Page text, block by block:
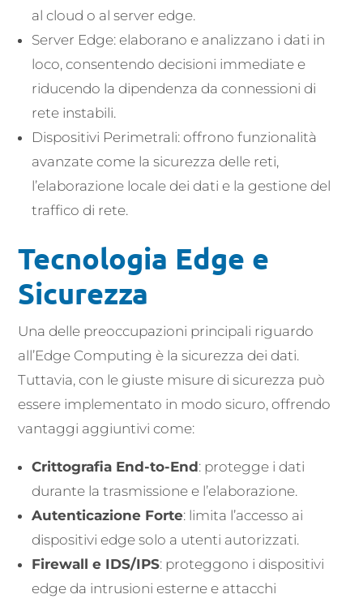
al cloud o al server edge.
Server Edge: elaborano e analizzano i dati in
loco, consentendo decisioni immediate e
riducendo la dipendenza da connessioni di
rete instabili.
Dispositivi Perimetrali: offrono funzionalità
avanzate come la sicurezza delle reti,
l’elaborazione locale dei dati e la gestione del
traffico di rete.
Tecnologia Edge e
Sicurezza
Una delle preoccupazioni principali riguardo
all’Edge Computing è la sicurezza dei dati.
Tuttavia, con le giuste misure di sicurezza può
essere implementato in modo sicuro, offrendo
vantaggi aggiuntivi come:
Crittografia End-to-End: protegge i dati
durante la trasmissione e l’elaborazione.
Autenticazione Forte: limita l’accesso ai
dispositivi edge solo a utenti autorizzati.
Firewall e IDS/IPS: proteggono i dispositivi
edge da intrusioni esterne e attacchi